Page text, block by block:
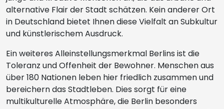
alternative Flair der Stadt schätzen. Kein anderer Ort
in Deutschland bietet Ihnen diese Vielfalt an Subkultur
und künstlerischem Ausdruck.
Ein weiteres Alleinstellungsmerkmal Berlins ist die
Toleranz und Offenheit der Bewohner. Menschen aus
über 180 Nationen leben hier friedlich zusammen und
bereichern das Stadtleben. Dies sorgt für eine
multikulturelle Atmosphäre, die Berlin besonders